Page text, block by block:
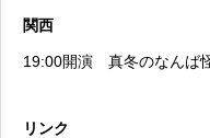
関西
19:00開演 真冬のなんば
リンク